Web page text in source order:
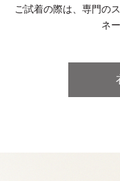
ご試着の際は、専門の
ネ